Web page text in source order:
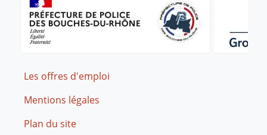
Footer
Les offres d'emploi
Mentions légales
Plan du site